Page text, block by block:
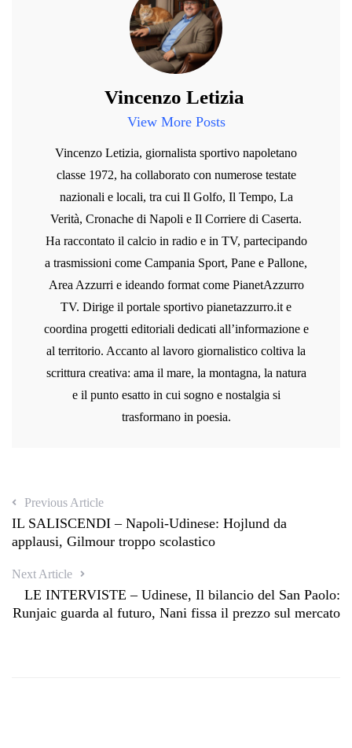
Vincenzo Letizia
View More Posts
Vincenzo Letizia, giornalista sportivo napoletano
classe 1972, ha collaborato con numerose testate
nazionali e locali, tra cui Il Golfo, Il Tempo, La
Verità, Cronache di Napoli e Il Corriere di Caserta.
Ha raccontato il calcio in radio e in TV, partecipando
a trasmissioni come Campania Sport, Pane e Pallone,
Area Azzurri e ideando format come PianetAzzurro
TV. Dirige il portale sportivo pianetazzurro.it e
coordina progetti editoriali dedicati all’informazione e
al territorio. Accanto al lavoro giornalistico coltiva la
scrittura creativa: ama il mare, la montagna, la natura
e il punto esatto in cui sogno e nostalgia si
trasformano in poesia.
Previous Article
IL SALISCENDI – Napoli-Udinese: Hojlund da
applausi, Gilmour troppo scolastico
Next Article
LE INTERVISTE – Udinese, Il bilancio del San Paolo:
Runjaic guarda al futuro, Nani fissa il prezzo sul mercato